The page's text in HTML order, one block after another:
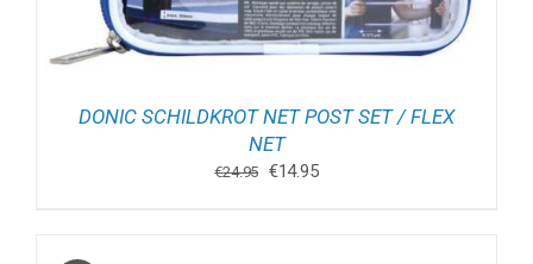
DONIC SCHILDKROT NET POST SET / FLEX
NET
€24.95 Oorspronkelijke
€14.95Huidige